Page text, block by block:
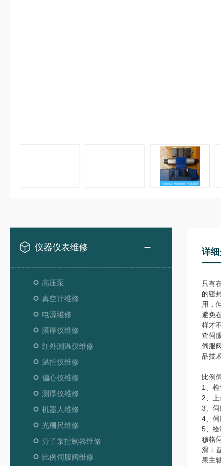
仪器仪表维修
高压泵
真空计维修
电源维修
膜厚仪维修
红外测温仪维修
温控仪维修
偏心仪维修
测厚仪维修
机器人维修
光栅尺维修
分子泵控制器维修
比例伺服阀维修
详
只有
的密
用，
避免
样才
查伺
伺服
品技
比例
1、
2、
3、伺
4、伺
5、绘
穆格
滑：
果主